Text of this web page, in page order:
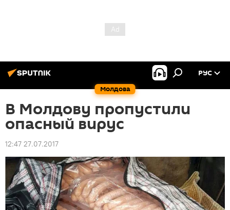
Молдова
РУС
В Молдову пропустили
опасный вирус
12:47 27.07.2017